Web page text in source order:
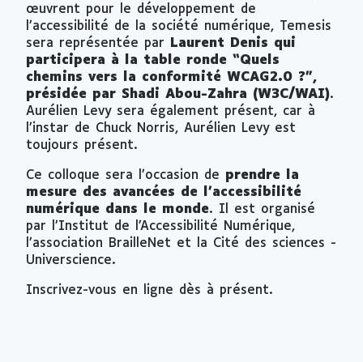
œuvrent pour le développement de
l’accessibilité de la société numérique, Temesis
sera représentée par
Laurent Denis qui
participera à la table ronde “Quels
chemins vers la conformité WCAG2.0 ?”,
présidée par Shadi Abou-Zahra (W3C/WAI).
Aurélien Levy sera également présent, car à
l’instar de Chuck Norris, Aurélien Levy est
toujours présent.
Ce colloque sera l’occasion de prendre la
mesure des avancées de l’accessibilité
numérique dans le monde. Il est organisé
par l’Institut de l’Accessibilité Numérique,
l’association BrailleNet et la Cité des sciences -
Universcience.
Inscrivez-vous en ligne dès à présent.